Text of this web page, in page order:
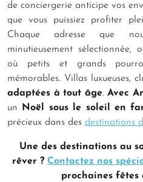
de conciergerie anticipe vos
que vous puissiez profiter
Chaque adresse que
minutieusement sélectionnée,
où petits et grands
mémorables. Villas luxueuses,
adaptées à tout âge.Avec
un Noël sous le soleil en
précieux dans des destinations
Une des destinations au
rêver ? Contactez nos
prochaines fêtes